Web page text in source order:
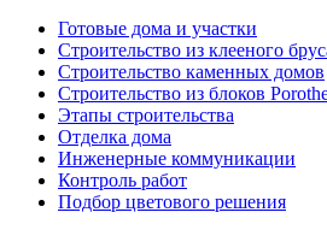
Готовые дома и участки
Строительство из клееного
Строительство каменных домов
Строительство из блоков
Этапы строительства
Отделка дома
Инженерные коммуникации
Контроль работ
Подбор цветового решения